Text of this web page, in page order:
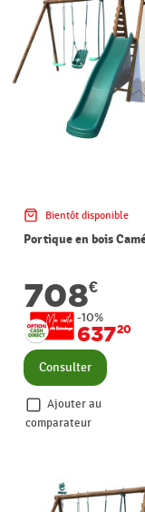
Bientôt disponible
Portique en bois
708€
-10%
63720
Consulter
Ajouter au
comparateur